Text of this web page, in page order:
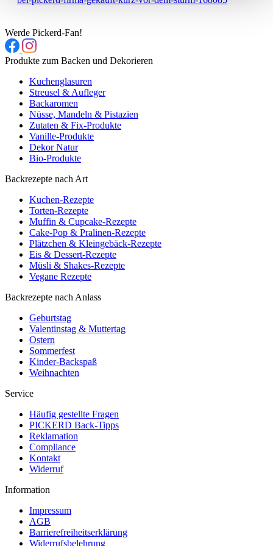
Werde Pickerd-Fan!
Produkte zum Backen und Dekorieren
Kuchenglasuren
Streusel & Aufleger
Backaromen
Nüsse, Mandeln & Pistazien
Zutaten & Fix-Produkte
Vanille-Produkte
Dekor Natur
Bio-Produkte
Backrezepte nach Art
Kuchen-Rezepte
Torten-Rezepte
Muffin & Cupcake-Rezepte
Cake-Pop & Pralinen-Rezepte
Plätzchen & Kleingebäck-Rezepte
Eis & Dessert-Rezepte
Müsli & Shakes-Rezepte
Vegane Rezepte
Backrezepte nach Anlass
Geburtstag
Valentinstag & Muttertag
Ostern
Sommerfest
Kinder-Backspaß
Weihnachten
Service
Häufig gestellte Fragen
PICKERD Back-Tipps
Reklamation
Compliance
Kontakt
Widerruf
Information
Impressum
AGB
Barrierefreiheitserklärung
Widerrufsbelehrung